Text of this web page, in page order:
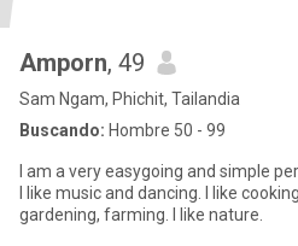
Amporn, 49
Sam Ngam, Phichit, Tailandia
Buscando: Hombre 50 - 99
I am a very easygoing and simple
I like music and dancing. I like
gardening, farming. I like nature.